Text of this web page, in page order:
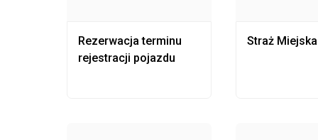
Rezerwacja terminu
rejestracji pojazdu
Straż Miejska